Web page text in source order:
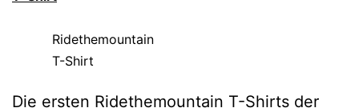
Ridethemountain
T-Shirt
Die ersten Ridethemountain T-Shirts der